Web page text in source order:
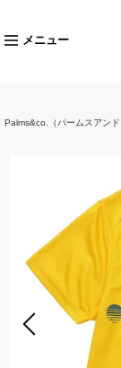
メニュー
Palms&co.（パームスアン